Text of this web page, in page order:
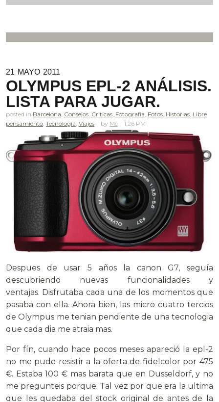
21 MAYO 2011
OLYMPUS EPL-2 ANÁLISIS.
LISTA PARA JUGAR.
posted in Barcelona Consejos Criticas Fotografia Fotos Historias Libre
pensamiento Tecnología Viajes Mc 1.26 PM
Despues de usar 5 años la canon G7, seguía
descubriendo nuevas funcionalidades y
ventajas. Disfrutaba cada una de los momentos que
pasaba con ella. Ahora bien, las micro cuatro tercios
de Olympus me tenian pendiente de una tecnologia
que cada dia me atraia mas.
Por fín, cuando hace pocos meses apareció la epl-2
no me pude resistir a la oferta de fidelcolor por 475
€. Estaba 100 € mas barata que en Dusseldorf, y no
me pregunteis porque. Tal vez por que era la ultima
que les quedaba del stock original de antes de la